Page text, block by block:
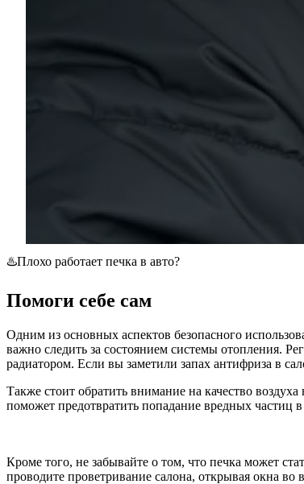
♨️Плохо работает печка в авто?
Помоги себе сам
Одним из основных аспектов безопасного
важно следить за состоянием системы отопления.
радиатором. Если вы заметили запах антифриза в
Также стоит обратить внимание на качество
поможет предотвратить попадание вредных
Кроме того, не забывайте о том, что печка может
проводите проветривание салона, открывая окна